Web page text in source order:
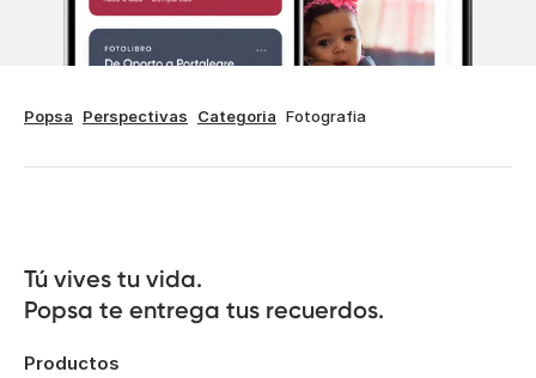
Popsa Perspectivas Categoria Fotografia
Tú vives tu vida.
Popsa te entrega tus recuerdos.
Productos